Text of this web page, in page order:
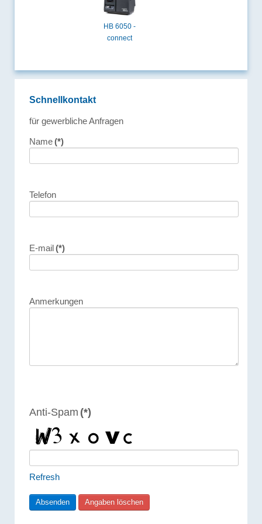
HB 6050 -
connect
Schnellkontakt
für gewerbliche Anfragen
Name(*)
Telefon
E-mail(*)
Anmerkungen
Anti-Spam (*)
Refresh